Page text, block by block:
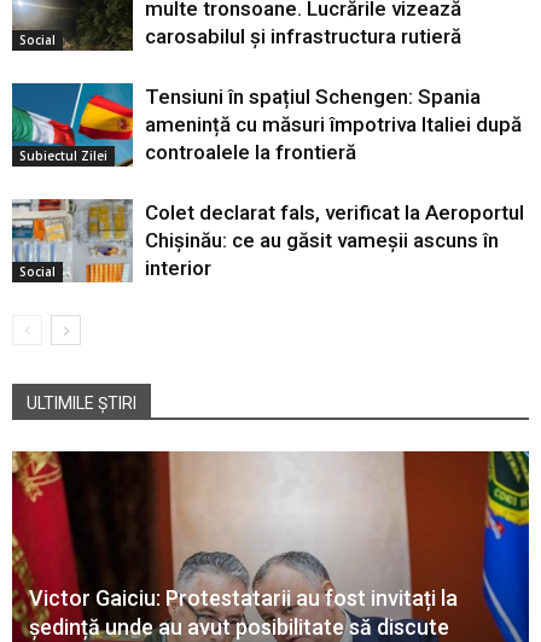
Social
multe tronsoane. Lucrările vizează
carosabilul și infrastructura rutieră
Subiectul Zilei
Tensiuni în spațiul Schengen: Spania
amenință cu măsuri împotriva Italiei după
controalele la frontieră
Social
Colet declarat fals, verificat la Aeroportul
Chișinău: ce au găsit vameșii ascuns în
interior
ULTIMILE ȘTIRI
Victor Gaiciu: Protestatarii au fost invitați la
ședință unde au avut posibilitate să discute